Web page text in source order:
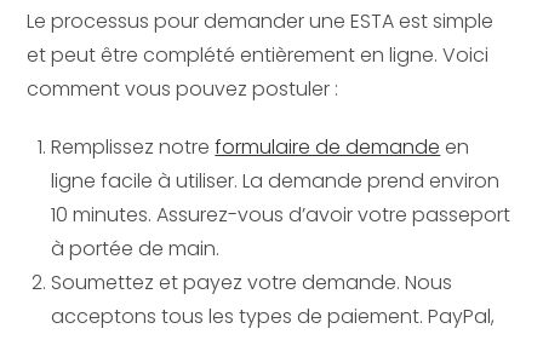
Le processus pour demander une ESTA est simple
et peut être complété entièrement en ligne. Voici
comment vous pouvez postuler :
Remplissez notreformulaire de demande en
ligne facile à utiliser. La demande prend environ
10 minutes. Assurez-vous d’avoir votre passeport
à portée de main.
Soumettez et payez votre demande. Nous
acceptons tous les types de paiement. PayPal,